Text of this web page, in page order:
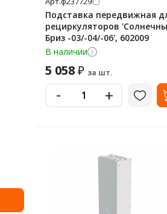
Подставка передвижная
рециркуляторов
Бриз -03/-04/-06', 602009
В наличии
5 058₽ за шт.
- +